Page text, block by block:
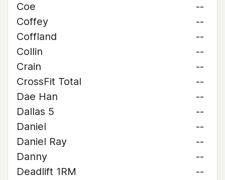
Coe
--
Coffey
--
Coffland
--
Collin
--
Crain
--
CrossFit Total
--
Dae Han
--
Dallas 5
--
Daniel
--
Daniel Ray
--
Danny
--
Deadlift 1RM
--